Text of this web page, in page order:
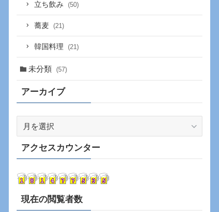
立ち飲み (50)
蕎麦 (21)
韓国料理 (21)
未分類 (57)
アーカイブ
カ
イ
アクセスカウンター
現在の閲覧者数